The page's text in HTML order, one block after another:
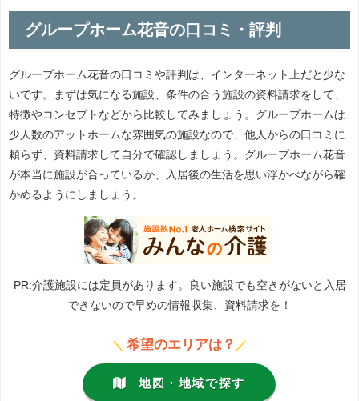
グループホーム花音の口コミ・評判
グループホーム花音の口コミや評判は、インターネット上だと少な
いです。まずは気になる施設、条件の合う施設の資料請求をして、
特徴やコンセプトなどから比較してみましょう。グループホームは
少人数のアットホームな雰囲気の施設なので、他人からの口コミに
頼らず、資料請求して自分で確認しましょう。グループホーム花音
が本当に施設が合っているか、入居後の生活を思い浮かべながら確
かめるようにしましょう。
PR:介護施設には定員があります。良い施設でも空きがないと入居
できないので早めの情報収集、資料請求を！
＼ 希望のエリアは？ ／
地図・地域で探す